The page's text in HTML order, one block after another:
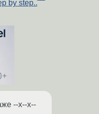
by step..
--x--x--